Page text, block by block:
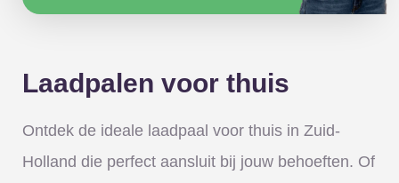
Laadpalen voor thuis
Ontdek de ideale laadpaal voor thuis in Zuid-
Holland die perfect aansluit bij jouw behoeften. Of